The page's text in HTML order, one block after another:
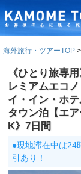
海外旅行・ツアーTOP
《ひとり旅専
レミアムエコ
イ・イン・ホ
タウン泊【エ
K》7日間
●現地滞在中は24
引あり！